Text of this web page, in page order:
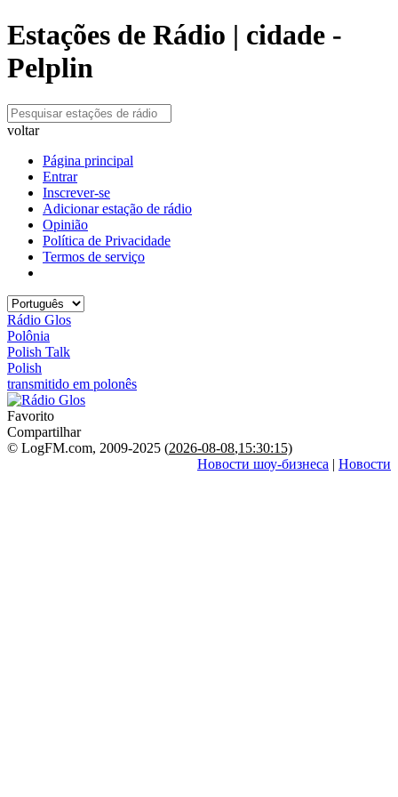
Estações de Rádio | cidade -
Pelplin
voltar
Página principal
Entrar
Inscrever-se
Adicionar estação de rádio
Opinião
Política de Privacidade
Termos de serviço
Rádio Glos
Polônia
Polish Talk
Polish
transmitido em polonês
Favorito
Compartilhar
© LogFM.com, 2009-2025 (2026-08-08,15:30:15)
Новости шоу-бизнеса | Новости